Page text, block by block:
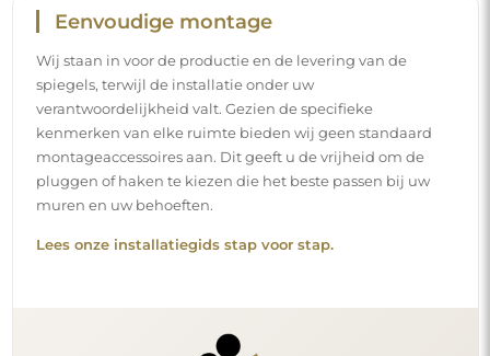
Eenvoudige montage
Wij staan in voor de productie en de levering van de
spiegels, terwijl de installatie onder uw
verantwoordelijkheid valt. Gezien de specifieke
kenmerken van elke ruimte bieden wij geen standaard
montageaccessoires aan. Dit geeft u de vrijheid om de
pluggen of haken te kiezen die het beste passen bij uw
muren en uw behoeften.
Lees onze installatiegids stap voor stap.